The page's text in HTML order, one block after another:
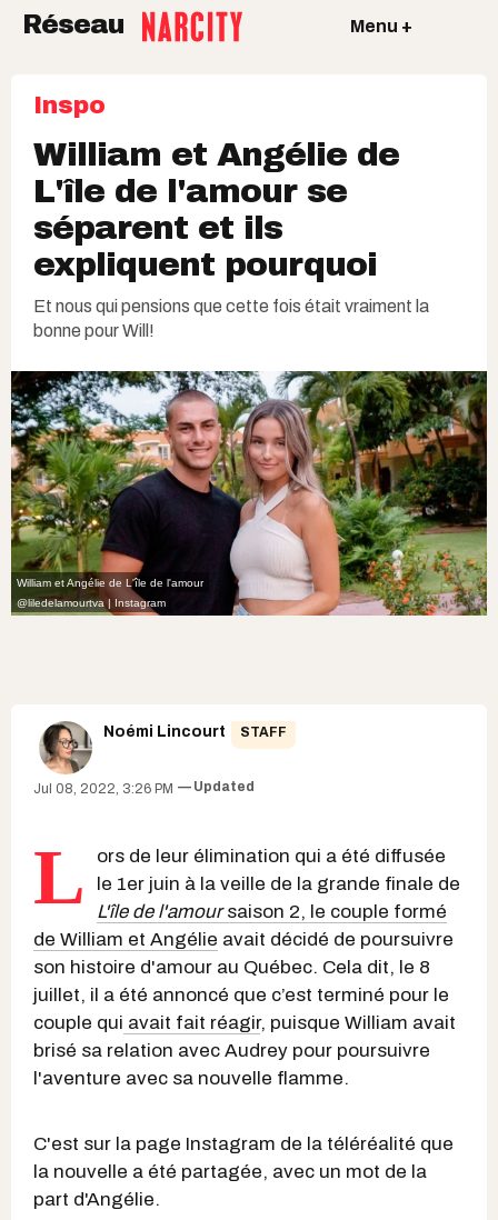
Réseau Menu +
Inspo
William et Angélie de
L'île de l'amour se
séparent et ils
expliquent pourquoi
Et nous qui pensions que cette fois était vraiment la
bonne pour Will!
William et Angélie de L'île de l'amour
@liledelamourtva | Instagram
Noémi Lincourt STAFF
Jul 08, 2022, 3:26 PM Updated
L
ors de leur élimination qui a été diffusée
le 1er juin à la veille de la grande finale de
L'île de l'amoursaison 2, le couple formé
de William et Angélie avait décidé de poursuivre
son histoire d'amour au Québec. Cela dit, le 8
juillet, il a été annoncé que c’est terminé pour le
couple qui avait fait réagir, puisque William avait
brisé sa relation avec Audrey pour poursuivre
l'aventure avec sa nouvelle flamme.
C'est sur la page Instagram de la téléréalité que
la nouvelle a été partagée, avec un mot de la
part d'Angélie.